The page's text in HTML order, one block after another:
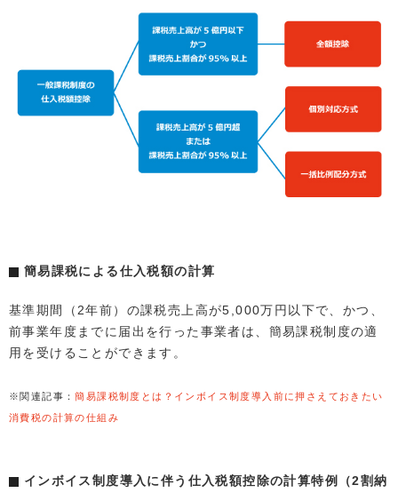
簡易課税による仕入税額の計算
基準期間（2年前）の課税売上高が5,000万円以下で、かつ、
前事業年度までに届出を行った事業者は、簡易課税制度の適
用を受けることができます。
※関連記事：簡易課税制度とは？インボイス制度導入前に押さえておきたい
消費税の計算の仕組み
インボイス制度導入に伴う仕入税額控除の計算特例（2割納